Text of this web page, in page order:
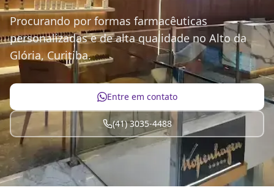
Procurando por formas farmacêuticas
personalizadas e de alta qualidade no Alto da
Glória, Curitiba.
Entre em contato
(41) 3035-4488